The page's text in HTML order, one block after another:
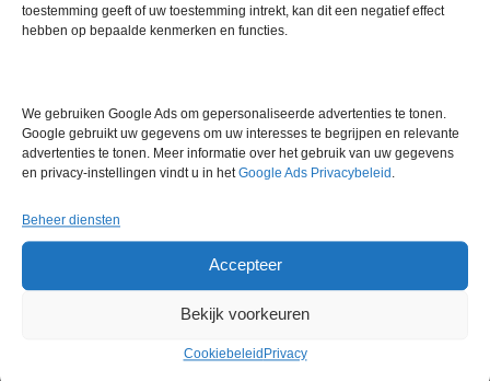
toestemming geeft of uw toestemming intrekt, kan dit een negatief effect
hebben op bepaalde kenmerken en functies.
We gebruiken Google Ads om gepersonaliseerde advertenties te tonen.
Google gebruikt uw gegevens om uw interesses te begrijpen en relevante
advertenties te tonen. Meer informatie over het gebruik van uw gegevens
en privacy-instellingen vindt u in hetGoogle Ads Privacybeleid .
Beheer diensten
Accepteer
Bekijk voorkeuren
Cookiebeleid Privacy
IKA T50 Ultra Turrax met IKA
S50N – W80 SMK Dispenseer
Element
€3.165,00 excl. btw
Gereserveerd
Via bemiddeling